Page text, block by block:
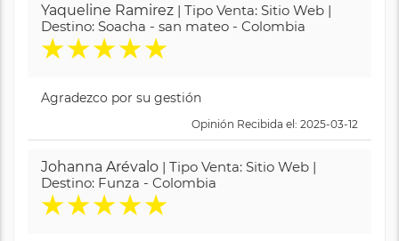
Yaqueline Ramirez | Tipo Venta: Sitio Web |
Destino: Soacha - san mateo - Colombia
★★★★★
Agradezco por su gestión
Opinión Recibida el: 2025-03-12
Johanna Arévalo | Tipo Venta: Sitio Web |
Destino: Funza - Colombia
★★★★★